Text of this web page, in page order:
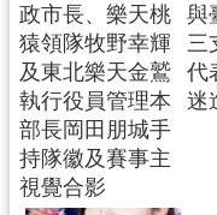
政市長、樂天桃
猿領隊牧野幸輝
及東北樂天金鷲
執行役員管理本
部長岡田朋城手
持隊徽及賽事主
視覺合影
與
三
代
迷